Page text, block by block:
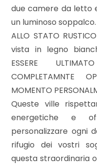
due camere da letto
un luminoso
ALLO STATO
vista in legno
ESSERE
COMPLETAMNTE
MOMENTO
Queste ville
energetiche e
personalizzare ogni
rifugio dei vostri
questa straordinaria
5+
Bagni
minimi
Qualsiasi
1
2